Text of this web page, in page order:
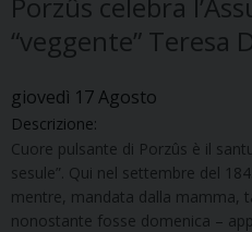
“veggente” Teresa
giovedì 17Agosto
Descrizione:
Cuore pulsante di Porzûs è il
sesule”. Qui nel settembre del
mentre, mandata dalla mamma,
nonostante fosse domenica –